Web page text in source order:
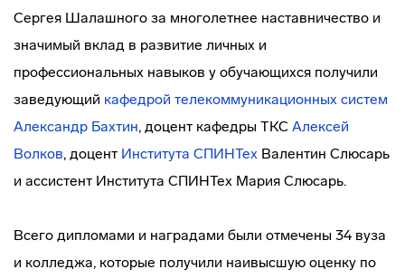
Сергея Шалашного за многолетнее наставничество и
значимый вклад в развитие личных и
профессиональных навыков у обучающихся получили
заведующий кафедрой телекоммуникационных систем
Александр Бахтин, доцент кафедры ТКС Алексей
Волков, доцент Института СПИНТех Валентин Слюсарь
и ассистент Института СПИНТех Мария Слюсарь.
Всего дипломами и наградами были отмечены 34 вуза
и колледжа, которые получили наивысшую оценку по